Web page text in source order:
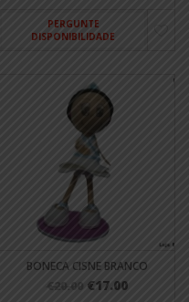
PERGUNTE
DISPONIBILIDADE
BONECA CISNE BRANCO
€20.00 €17.00